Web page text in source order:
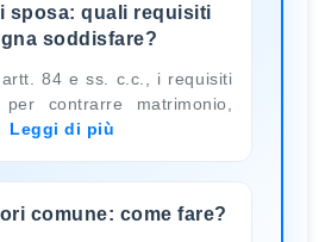
sposa: quali requisiti
soddisfare?
84 e ss. c.c., i requisiti
per contrarre matrimonio,
Leggi di più
comune: come fare?